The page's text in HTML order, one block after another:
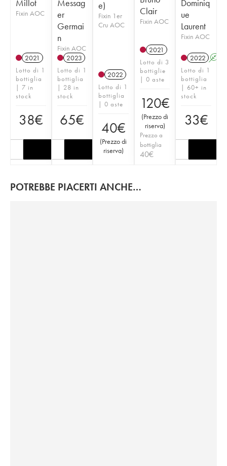
Millot
Fixin AOC
2021
Lotto di 1
bottiglia
| 7 in
stock
38€
Messag
er
Germai
n
Fixin AOC
2023
Lotto di 1
bottiglia
| 28 in
stock
65€
e)
Fixin 1er
Cru AOC
2022
Lotto di 1
bottiglia
| 0 aste
40€
(Prezzo di
riserva)
Clair
Fixin AOC
2021
Lotto di 3
bottiglie
| 0 aste
120€
(Prezzo di
riserva)
Prezzo a
bottiglia
40€
Dominiq
ue
Laurent
Fixin AOC
2022 A
Lotto di 1
bottiglia
| 60+ in
stock
33€
POTREBBE PIACERTI ANCHE…